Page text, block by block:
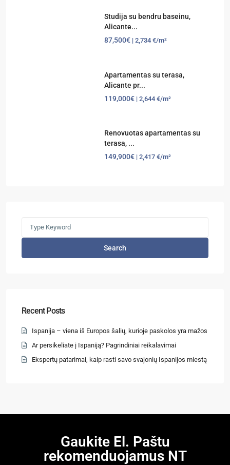
Studija su bendru baseinu,
Alicante...
87,500€ | 2,734 €/m²
Apartamentas su terasa,
Alicante pr...
119,000€ | 2,644 €/m²
Renovuotas apartamentas su
terasa, ...
149,900€ | 2,417 €/m²
Search
Recent Posts
Ispanija – viena iš Europos šalių, kurioje paskolos yra mažos
Ar persikeliate į Ispaniją? Pagrindiniai reikalavimai
Ekspertų patarimai, kaip rasti savo svajonių Ispanijos miestą
Gaukite El. Paštu
rekomenduojamus NT